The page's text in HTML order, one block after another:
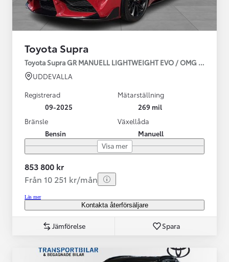
Toyota Supra
Toyota Supra GR MANUELL LIGHTWEIGHT EVO / OMG LEV!
UDDEVALLA
Registrerad
09-2025
Mätarställning
269 mil
Bränsle
Bensin
Växellåda
Manuell
Visa mer
853 800 kr
Från 10 251 kr/mån
Läs mer
Kontakta återförsäljare
Jämförelse Spara